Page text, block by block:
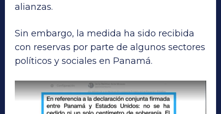
alianzas.
Sin embargo, la medida ha sido recibida
con reservas por parte de algunos sectores
políticos y sociales en Panamá.